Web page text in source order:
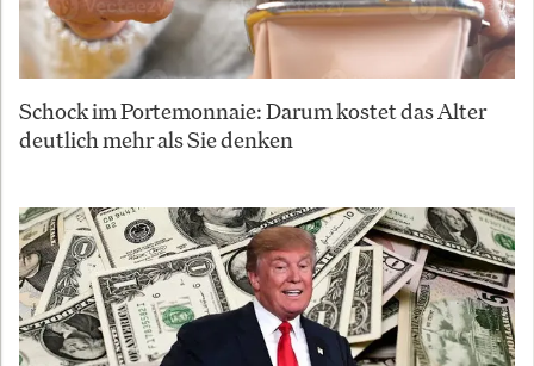
Schock im Portemonnaie: Darum kostet das Alter
deutlich mehr als Sie denken